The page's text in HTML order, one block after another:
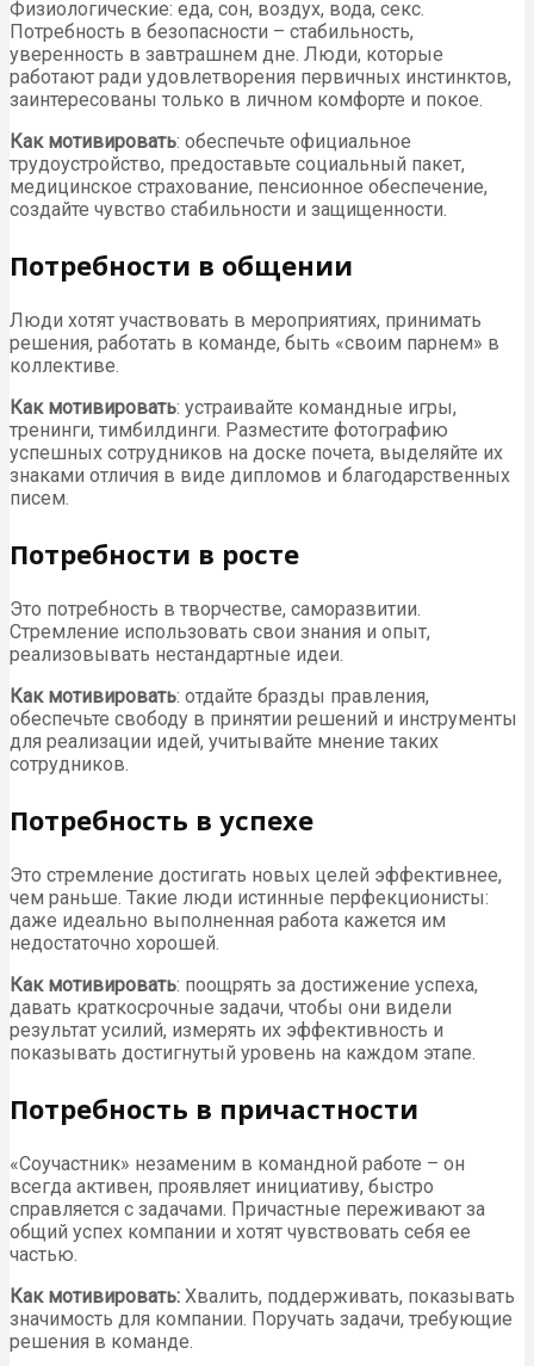
Физиологические: еда, сон, воздух, вода, секс.
Потребность в безопасности – стабильность,
уверенность в завтрашнем дне. Люди, которые
работают ради удовлетворения первичных инстинктов,
заинтересованы только в личном комфорте и покое.
Как мотивировать: обеспечьте официальное
трудоустройство, предоставьте социальный пакет,
медицинское страхование, пенсионное обеспечение,
создайте чувство стабильности и защищенности.
Потребности в общении
Люди хотят участвовать в мероприятиях, принимать
решения, работать в команде, быть «своим парнем» в
коллективе.
Как мотивировать: устраивайте командные игры,
тренинги, тимбилдинги. Разместите фотографию
успешных сотрудников на доске почета, выделяйте их
знаками отличия в виде дипломов и благодарственных
писем.
Потребности в росте
Это потребность в творчестве, саморазвитии.
Стремление использовать свои знания и опыт,
реализовывать нестандартные идеи.
Как мотивировать: отдайте бразды правления,
обеспечьте свободу в принятии решений и инструменты
для реализации идей, учитывайте мнение таких
сотрудников.
Потребность в успехе
Это стремление достигать новых целей эффективнее,
чем раньше. Такие люди истинные перфекционисты:
даже идеально выполненная работа кажется им
недостаточно хорошей.
Как мотивировать: поощрять за достижение успеха,
давать краткосрочные задачи, чтобы они видели
результат усилий, измерять их эффективность и
показывать достигнутый уровень на каждом этапе.
Потребность в причастности
«Соучастник» незаменим в командной работе – он
всегда активен, проявляет инициативу, быстро
справляется с задачами. Причастные переживают за
общий успех компании и хотят чувствовать себя ее
частью.
Как мотивировать: Хвалить, поддерживать, показывать
значимость для компании. Поручать задачи, требующие
решения в команде.